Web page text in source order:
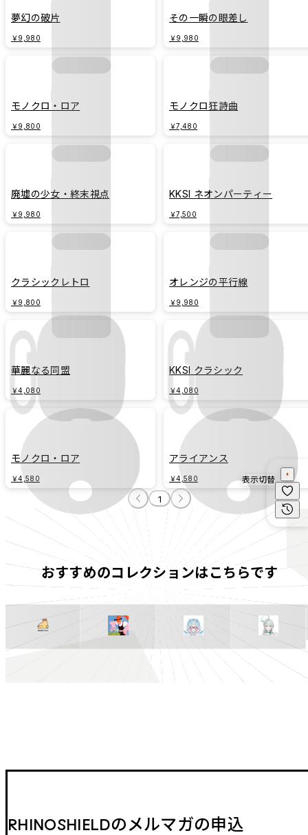
夢幻の破片
￥9,980
その一瞬の眼差し
￥9,980
モノクロ・ロア
￥9,800
モノクロ狂詩曲
￥7,480
廃墟の少女・終末視点
￥9,980
KKSI ネオンパーティー
￥7,500
クラシックレトロ
￥9,800
オレンジの平行線
￥9,980
華麗なる同盟
￥4,080
KKSI クラシック
￥4,080
モノクロ・ロア
￥4,580
アライアンス
￥4,580
1
おすすめのコレクションはこちらです
表示切替
RHINOSHIELDのメルマガの申込